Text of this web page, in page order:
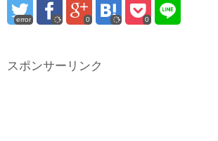
error 0 0
スポンサーリンク